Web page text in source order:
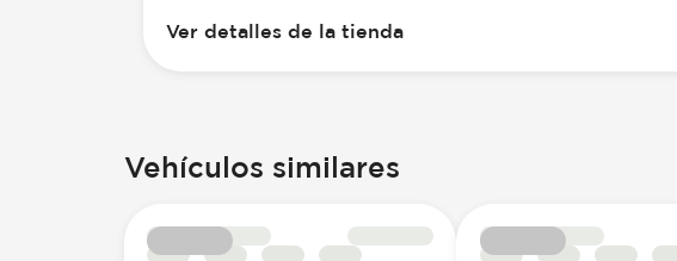
Ver detalles de la tienda
Vehículos similares